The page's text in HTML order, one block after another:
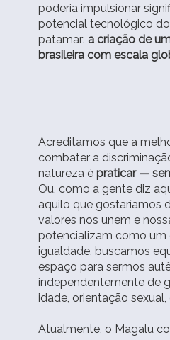
poderia impulsionar
potencial tecnológico
patamar: a criação de
brasileira com escala
Acreditamos que a
combater a
natureza é praticar —
Ou, como a gente diz
aquilo que gostaríamos
valores nos unem e
potencializam como um
igualdade, buscamos
espaço para sermos
independentemente de
idade, orientação
Atualmente, o Magalu